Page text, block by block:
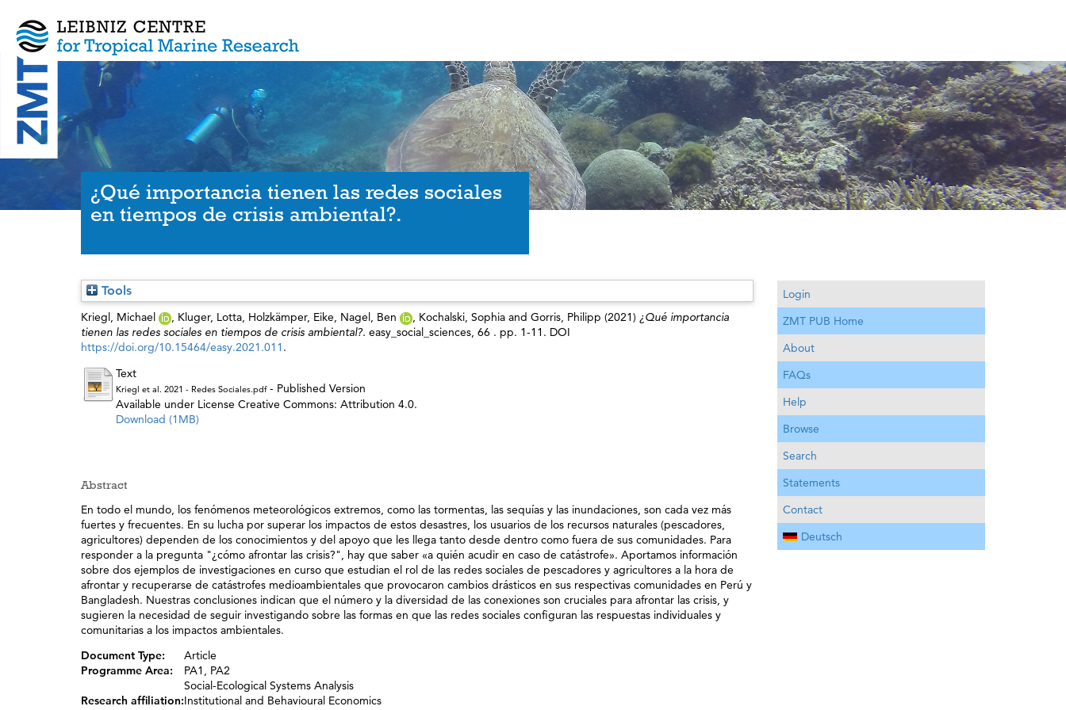
¿Qué importancia tienen las redes sociales
en tiempos de crisis ambiental?.
Tools
Kriegl, Michael , Kluger, Lotta, Holzkämper, Eike, Nagel, Ben , Kochalski, Sophia and Gorris, Philipp (2021) ¿Qué importancia
tienen las redes sociales en tiempos de crisis ambiental?. easy_social_sciences, 66 . pp. 1-11. DOI
https://doi.org/10.15464/easy.2021.011 .
Text
Kriegl et al. 2021 - Redes Sociales.pdf- Published Version
Available under License Creative Commons: Attribution 4.0.
Download (1MB)
Abstract
En todo el mundo, los fenómenos meteorológicos extremos, como las tormentas, las sequías y las inundaciones, son cada vez más
fuertes y frecuentes. En su lucha por superar los impactos de estos desastres, los usuarios de los recursos naturales (pescadores,
agricultores) dependen de los conocimientos y del apoyo que les llega tanto desde dentro como fuera de sus comunidades. Para
responder a la pregunta "¿cómo afrontar las crisis?", hay que saber «a quién acudir en caso de catástrofe». Aportamos información
sobre dos ejemplos de investigaciones en curso que estudian el rol de las redes sociales de pescadores y agricultores a la hora de
afrontar y recuperarse de catástrofes medioambientales que provocaron cambios drásticos en sus respectivas comunidades en Perú y
Bangladesh. Nuestras conclusiones indican que el número y la diversidad de las conexiones son cruciales para afrontar las crisis, y
sugieren la necesidad de seguir investigando sobre las formas en que las redes sociales configuran las respuestas individuales y
comunitarias a los impactos ambientales.
Document Type:
Article
Programme Area:
PA1, PA2
Research affiliation:
Social-Ecological Systems Analysis
Institutional and Behavioural Economics
Login
ZMT PUB Home
About
FAQs
Help
Browse
Search
Statements
Contact
Deutsch